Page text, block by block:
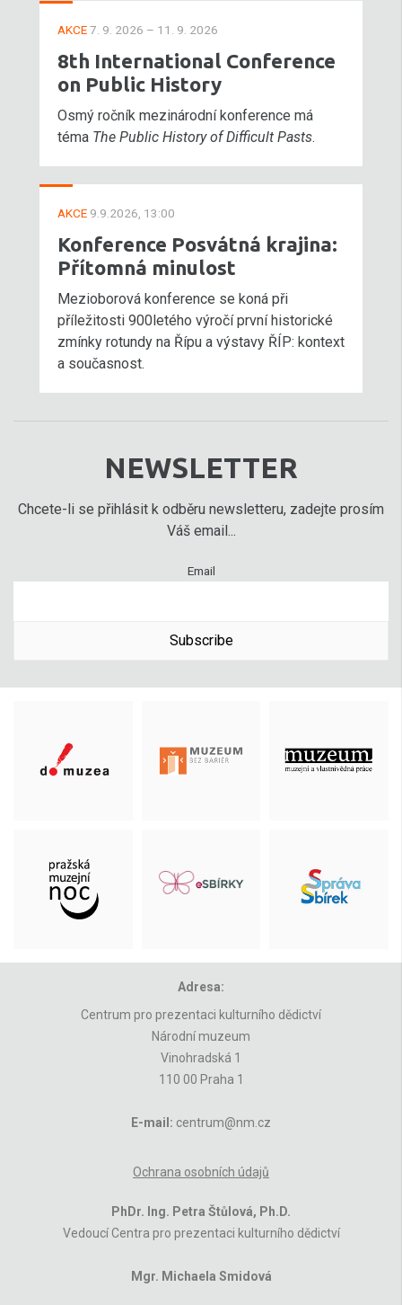
AKCE7. 9. 2026 – 11. 9. 2026
8th International Conference
on Public History
Osmý ročník mezinárodní konference má
téma The Public History of Difficult Pasts.
AKCE 9.9.2026, 13:00
Konference Posvátná krajina:
Přítomná minulost
Mezioborová konference se koná při
příležitosti 900letého výročí první historické
zmínky rotundy na Řípu a výstavy ŘÍP: kontext
a současnost.
NEWSLETTER
Chcete-li se přihlásit k odběru newsletteru, zadejte prosím
Váš email...
Email
Subscribe
Adresa:
Centrum pro prezentaci kulturního dědictví
Národní muzeum
Vinohradská 1
110 00 Praha 1
E-mail: centrum@nm.cz
Ochrana osobních údajů
PhDr. Ing. Petra Štůlová, Ph.D.
Vedoucí Centra pro prezentaci kulturního dědictví
Mgr. Michaela Smidová